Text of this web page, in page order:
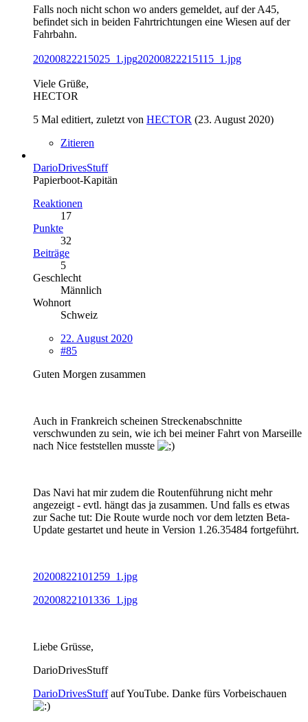
Falls noch nicht schon wo anders gemeldet, auf der A45,
befindet sich in beiden Fahrtrichtungen eine Wiesen auf der
Fahrbahn.
20200822215025_1.jpg20200822215115_1.jpg
Viele Grüße,
HECTOR
5 Mal editiert, zuletzt von HECTOR (23. August 2020)
Zitieren
DarioDrivesStuff
Papierboot-Kapitän
Reaktionen
17
Punkte
32
Beiträge
5
Geschlecht
Männlich
Wohnort
Schweiz
22. August 2020
#85
Guten Morgen zusammen
Auch in Frankreich scheinen Streckenabschnitte
verschwunden zu sein, wie ich bei meiner Fahrt von Marseille
nach Nice feststellen musste
Das Navi hat mir zudem die Routenführung nicht mehr
angezeigt - evtl. hängt das ja zusammen. Und falls es etwas
zur Sache tut: Die Route wurde noch vor dem letzten Beta-
Update gestartet und heute in Version 1.26.35484 fortgeführt.
20200822101259_1.jpg
20200822101336_1.jpg
Liebe Grüsse,
DarioDrivesStuff
DarioDrivesStuffauf YouTube. Danke fürs Vorbeischauen